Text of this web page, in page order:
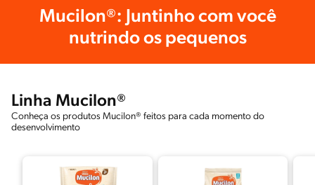
Mucilon®: Juntinho com você
nutrindo os pequenos
Linha Mucilon®
Conheça os produtos Mucilon® feitos para cada momento do
desenvolvimento